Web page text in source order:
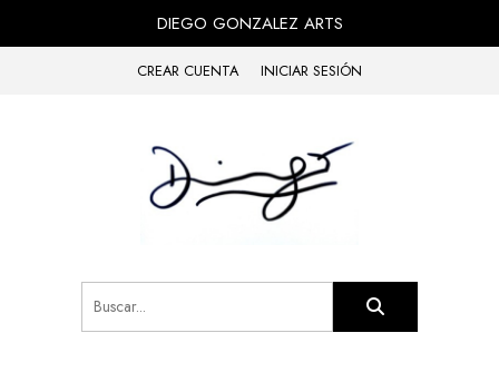
DIEGO GONZALEZ ARTS
CREAR CUENTA INICIAR SESIÓN